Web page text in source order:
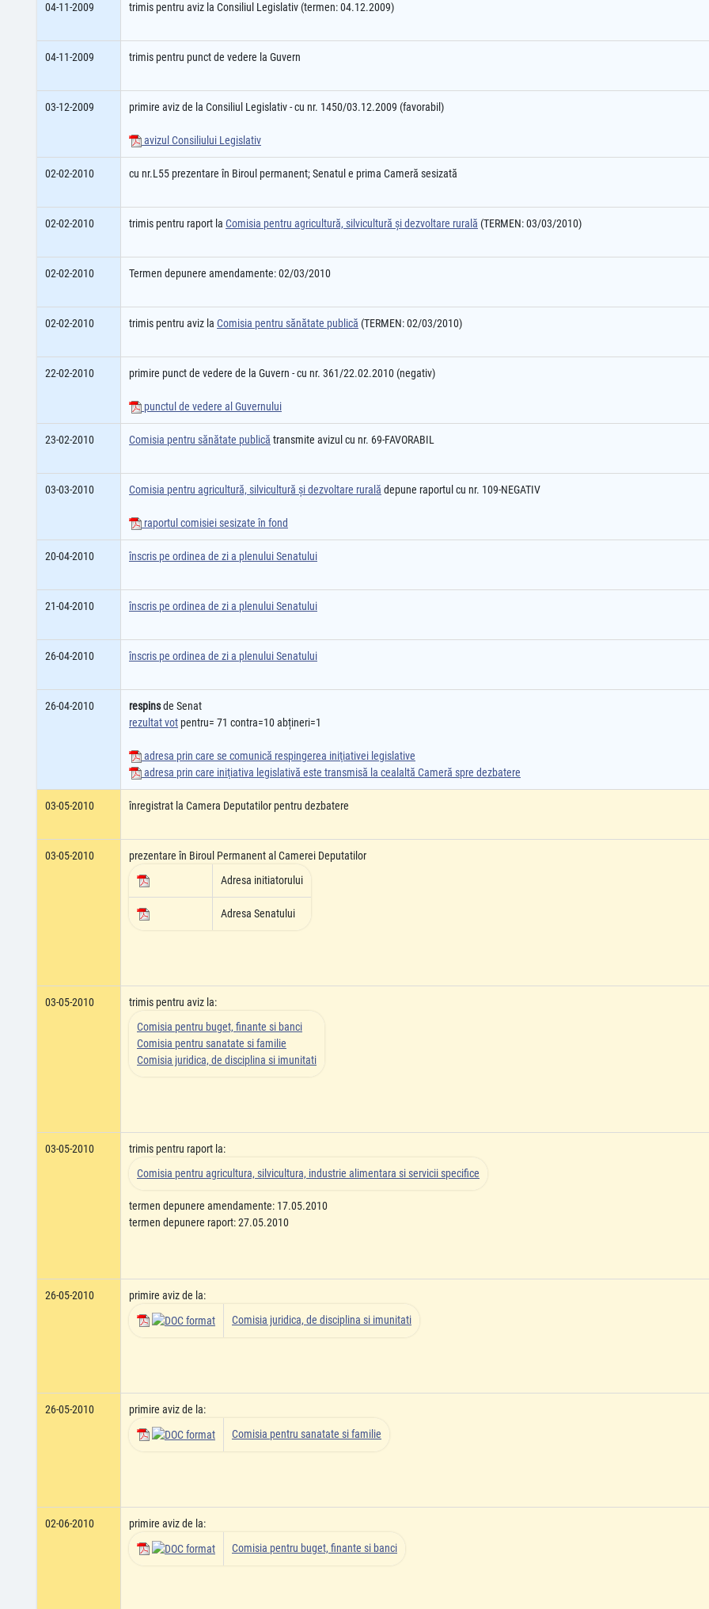
04-11-2009 trimis pentru aviz la Consiliul Legislativ (termen: 04.12.2009)
04-11-2009 trimis pentru punct de vedere la Guvern
03-12-2009 primire aviz de la Consiliul Legislativ - cu nr. 1450/03.12.2009 (favorabil)
avizul Consiliului Legislativ
02-02-2010 cu nr.L55 prezentare în Biroul permanent; Senatul e prima Cameră sesizată
02-02-2010 trimis pentru raport la Comisia pentru agricultură, silvicultură şi dezvoltare rurală (TERMEN: 03/03/2010)
02-02-2010 Termen depunere amendamente: 02/03/2010
02-02-2010 trimis pentru aviz la Comisia pentru sănătate publică (TERMEN: 02/03/2010)
22-02-2010 primire punct de vedere de la Guvern - cu nr. 361/22.02.2010 (negativ)
punctul de vedere al Guvernului
23-02-2010 Comisia pentru sănătate publică transmite avizul cu nr. 69-FAVORABIL
03-03-2010 Comisia pentru agricultură, silvicultură şi dezvoltare rurală depune raportul cu nr. 109-NEGATIV
raportul comisiei sesizate în fond
20-04-2010 înscris pe ordinea de zi a plenului Senatului
21-04-2010 înscris pe ordinea de zi a plenului Senatului
26-04-2010 înscris pe ordinea de zi a plenului Senatului
26-04-2010 respinsde Senat
rezultat vot pentru= 71 contra=10 abțineri=1
adresa prin care se comunică respingerea iniţiativei legislative
adresa prin care iniţiativa legislativă este transmisă la cealaltă Cameră spre dezbatere
03-05-2010 înregistrat la Camera Deputatilor pentru dezbatere
03-05-2010
prezentare în Biroul Permanent al Camerei Deputatilor
Adresa initiatorului
Adresa Senatului
03-05-2010
trimis pentru aviz la:
Comisia pentru buget, finante si banci
Comisia pentru sanatate si familie
Comisia juridica, de disciplina si imunitati
03-05-2010
trimis pentru raport la:
Comisia pentru agricultura, silvicultura, industrie alimentara si servicii specifice
termen depunere amendamente: 17.05.2010
termen depunere raport: 27.05.2010
26-05-2010
primire aviz de la:
Comisia juridica, de disciplina si imunitati
26-05-2010
primire aviz de la:
Comisia pentru sanatate si familie
02-06-2010
primire aviz de la:
Comisia pentru buget, finante si banci